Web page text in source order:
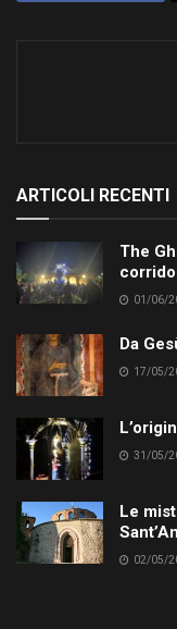
ARTICOLI RECENTI
The
01/06/
Da
17/05/
31/05/
Le
02/05/